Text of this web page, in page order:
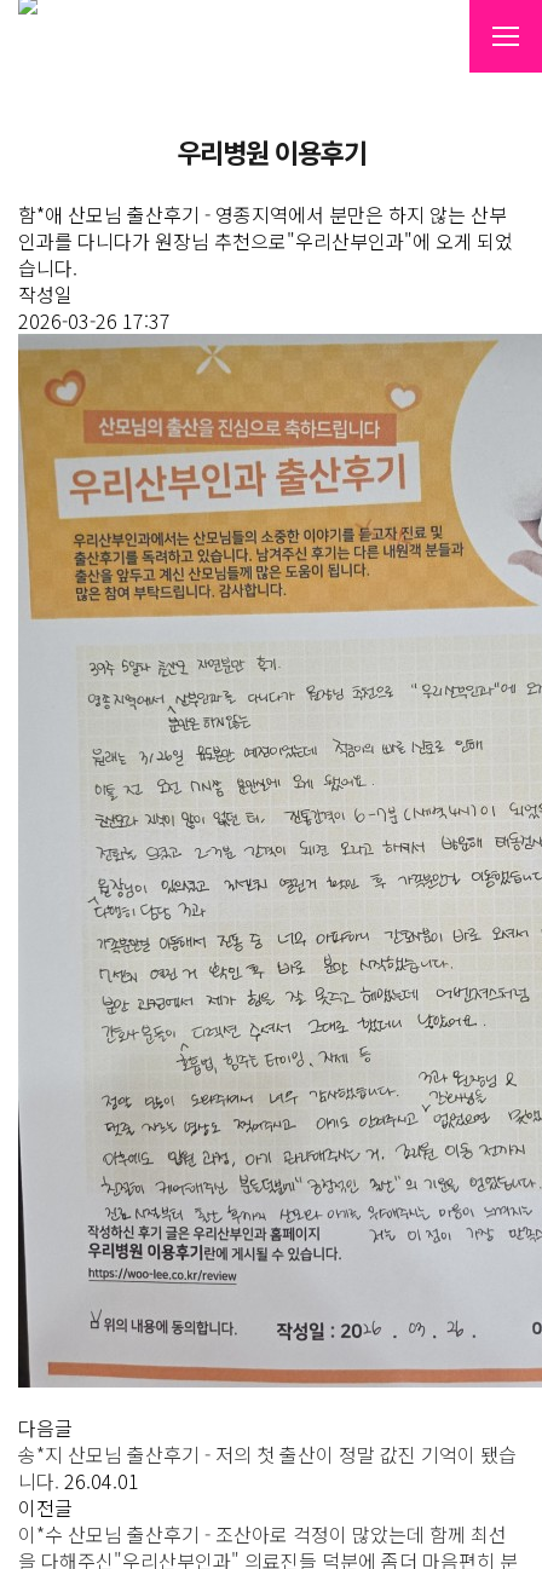
우리병원 이용후기
함*애 산모님 출산후기 - 영종지역에서 분만은 하지 않는 산부
인과를 다니다가 원장님 추천으로"우리산부인과"에 오게 되었
습니다.
작성일
2026-03-26 17:37
다음글
송*지 산모님 출산후기 - 저의 첫 출산이 정말 값진 기억이 됐습
니다. 26.04.01
이전글
이*수 산모님 출산후기 - 조산아로 걱정이 많았는데 함께 최선
을 다해주신"우리산부인과" 의료진들 덕분에 좀더 마음편히 분